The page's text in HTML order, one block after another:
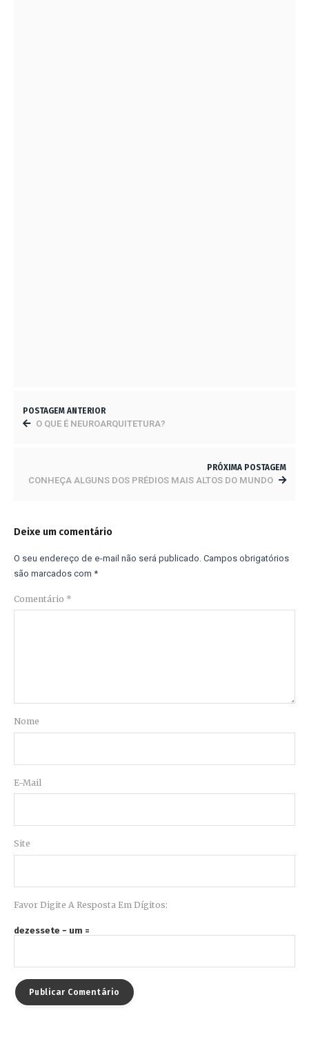
POSTAGEM ANTERIOR
O QUE É NEUROARQUITETURA?
PRÓXIMA POSTAGEM
CONHEÇA ALGUNS DOS PRÉDIOS MAIS ALTOS DO MUNDO
Deixe um comentário
O seu endereço de e-mail não será publicado. Campos obrigatórios
são marcados com *
Comentário *
Nome
E-Mail
Site
Favor Digite A Resposta Em Dígitos:
dezessete − um =